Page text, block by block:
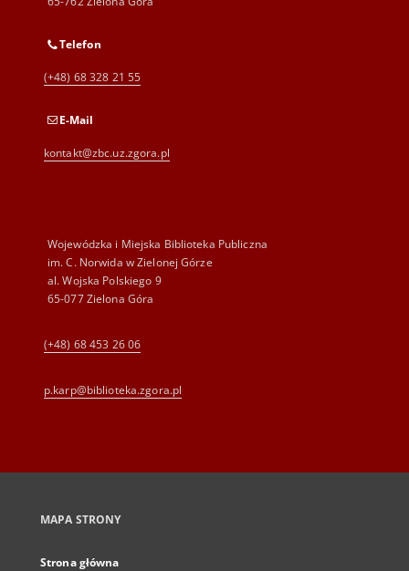
Telefon
(+48) 68 328 21 55
E-Mail
kontakt@zbc.uz.zgora.pl
Wojewódzka i Miejska Biblioteka Publiczna
im. C. Norwida w Zielonej Górze
al. Wojska Polskiego 9
65-077 Zielona Góra
(+48) 68 453 26 06
p.karp@biblioteka.zgora.pl
MAPA STRONY
Strona główna